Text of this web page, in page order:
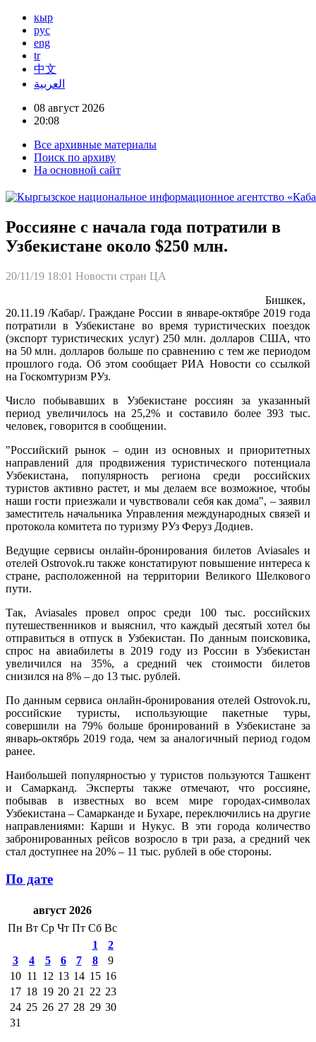
кыр
рус
eng
tr
中文
العربية
08 август 2026
20:08
Все архивные материалы
Поиск по архиву
На основной сайт
Россияне с начала года потратили в
Узбекистане около $250 млн.
20/11/19 18:01 Новости стран ЦА
Бишкек,
20.11.19 /Кабар/. Граждане России в январе-октябре 2019 года
потратили в Узбекистане во время туристических поездок
(экспорт туристических услуг) 250 млн. долларов США, что
на 50 млн. долларов больше по сравнению с тем же периодом
прошлого года. Об этом сообщает РИА Новости со ссылкой
на Госкомтуризм РУз.
Число побывавших в Узбекистане россиян за указанный
период увеличилось на 25,2% и составило более 393 тыс.
человек, говорится в сообщении.
"Российский рынок – один из основных и приоритетных
направлений для продвижения туристического потенциала
Узбекистана, популярность региона среди российских
туристов активно растет, и мы делаем все возможное, чтобы
наши гости приезжали и чувствовали себя как дома", – заявил
заместитель начальника Управления международных связей и
протокола комитета по туризму РУз Феруз Додиев.
Ведущие сервисы онлайн-бронирования билетов Aviasales и
отелей Ostrovok.ru также констатируют повышение интереса к
стране, расположенной на территории Великого Шелкового
пути.
Так, Aviasales провел опрос среди 100 тыс. российских
путешественников и выяснил, что каждый десятый хотел бы
отправиться в отпуск в Узбекистан. По данным поисковика,
спрос на авиабилеты в 2019 году из России в Узбекистан
увеличился на 35%, а средний чек стоимости билетов
снизился на 8% – до 13 тыс. рублей.
По данным сервиса онлайн-бронирования отелей Ostrovok.ru,
российские туристы, использующие пакетные туры,
совершили на 79% больше бронирований в Узбекистане за
январь-октябрь 2019 года, чем за аналогичный период годом
ранее.
Наибольшей популярностью у туристов пользуются Ташкент
и Самарканд. Эксперты также отмечают, что россияне,
побывав в известных во всем мире городах-символах
Узбекистана – Самарканде и Бухаре, переключились на другие
направлениями: Карши и Нукус. В эти города количество
забронированных рейсов возросло в три раза, а средний чек
стал доступнее на 20% – 11 тыс. рублей в обе стороны.
По дате
август 2026
Пн Вт Ср Чт Пт Сб Вс
1
2
3
4 5 6 7 8
9
10 11 12 13 14 15 16
17 18 19 20 21 22 23
24 25 26 27 28 29 30
31